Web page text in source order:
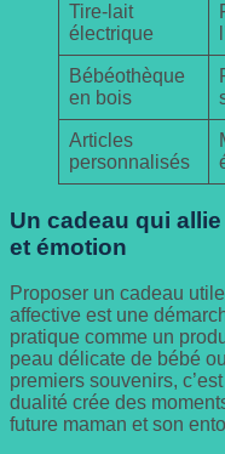
Tire-lait
électrique
Bébéothèque
en bois
Articles
personnalisés
Un cadeau qui
et émotion
Proposer un cadeau
affective est une
pratique comme un
peau délicate de bébé
premiers souvenirs,
dualité crée des
future maman et son